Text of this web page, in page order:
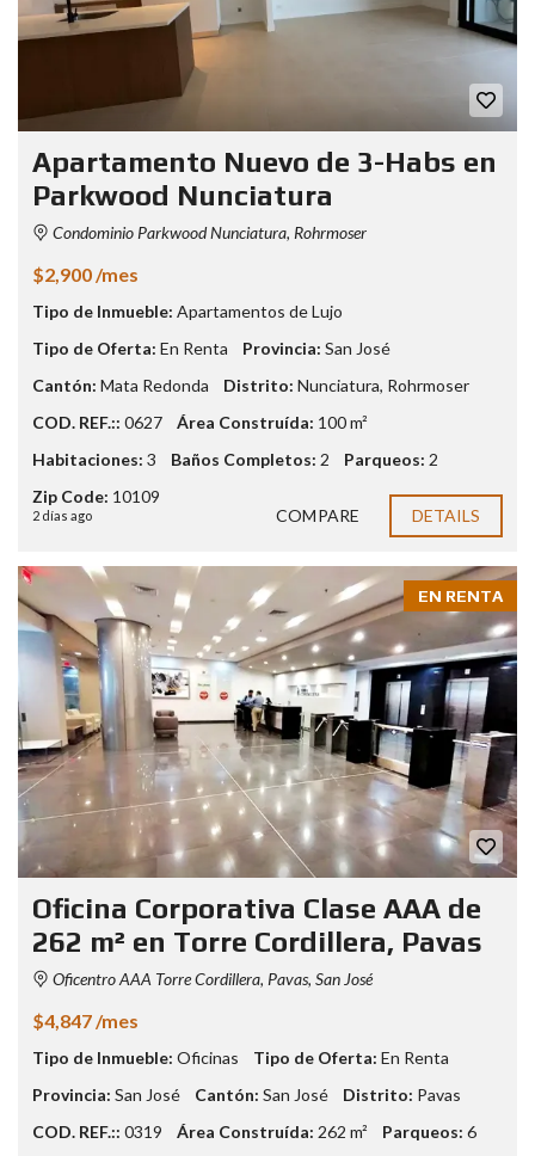
Apartamento Nuevo de 3-Habs en
Parkwood Nunciatura
Condominio Parkwood Nunciatura, Rohrmoser
$2,900 /mes
Tipo de Inmueble: Apartamentos de Lujo
Tipo de Oferta: En Renta Provincia: San José
Cantón: Mata Redonda Distrito: Nunciatura, Rohrmoser
COD. REF.:: 0627 Área Construída: 100 m²
Habitaciones: 3 Baños Completos: 2 Parqueos: 2
Zip Code: 10109
2 días ago COMPARE DETAILS
EN RENTA
Oficina Corporativa Clase AAA de
262 m² en Torre Cordillera, Pavas
Oficentro AAA Torre Cordillera, Pavas, San José
$4,847 /mes
Tipo de Inmueble: Oficinas Tipo de Oferta: En Renta
Provincia: San José Cantón: San José Distrito: Pavas
COD. REF.:: 0319 Área Construída: 262 m² Parqueos: 6